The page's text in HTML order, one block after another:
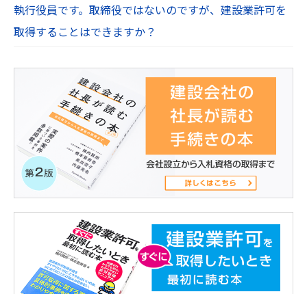
執行役員です。取締役ではないのですが、建設業許可を
取得することはできますか？